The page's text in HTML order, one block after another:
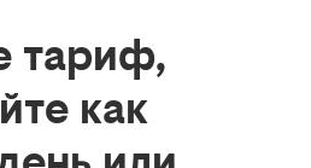
тариф,
как